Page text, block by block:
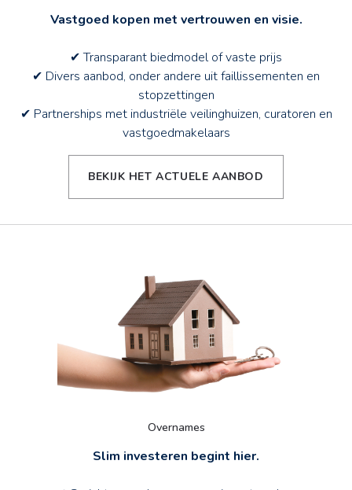
Vastgoed kopen met vertrouwen en visie.
✔ Transparant biedmodel of vaste prijs
✔ Divers aanbod, onder andere uit faillissementen en
stopzettingen
✔ Partnerships met industriële veilinghuizen, curatoren en
vastgoedmakelaars
BEKIJK HET ACTUELE AANBOD
Overnames
Slim investeren begint hier.